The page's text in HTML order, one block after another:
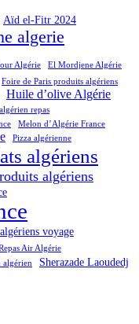
Aïd el-Fitr 2024
algerie
Algérie
El Mordjene Algérie
Foire de Paris produits algériens
Huile d’olive Algérie
repas
Melon d’Algérie France
Pizza algérienne
algériens
algériens
voyage
Air Algérie
algérien Sherazade Laoudedj